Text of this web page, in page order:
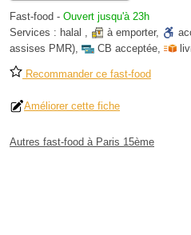
Fast-food - Ouvert jusqu'à 23h
Services : halal , à emporter,
assises PMR), CB acceptée,
Recommander ce fast-food
Améliorer cette fiche
Autres fast-food à Paris 15ème